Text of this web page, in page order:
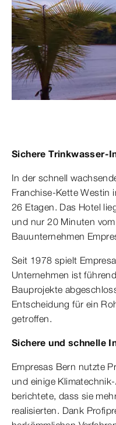
Sichere Trinkwasser-
In der schnell
Franchise-Kette Westin
26 Etagen. Das Hotel
und nur 20 Minuten
Bauunternehmen
Seit 1978 spielt
Unternehmen ist
Bauprojekte
Entscheidung für ein
getroffen.
Sichere und schnelle
Empresas Bern nutzte
und einige
berichtete, dass sie
realisierten. Dank